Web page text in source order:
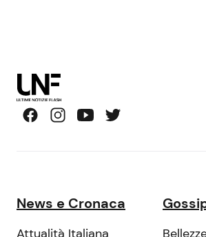
News e Cronaca
Attualità Italiana